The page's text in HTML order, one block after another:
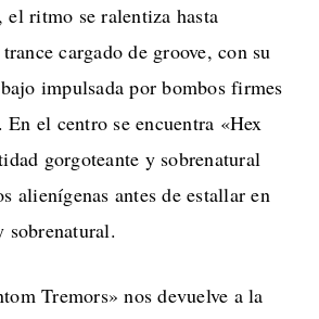
ritmo se ralentiza hasta
cargado de groove, con su
impulsada por bombos firmes
el centro se encuentra «Hex
gorgoteante y sobrenatural
alienígenas antes de estallar en
Tremors» nos devuelve a la